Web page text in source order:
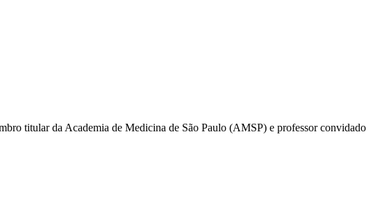
titular da Academia de Medicina de São Paulo (AMSP) e professor convidado